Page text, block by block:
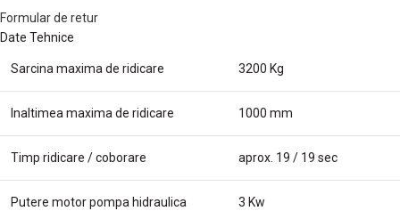
Formular de retur
Date Tehnice
Sarcina maxima de ridicare 3200 Kg
Inaltimea maxima de ridicare 1000 mm
Timp ridicare / coborare aprox. 19 / 19 sec
Putere motor pompa hidraulica 3 Kw